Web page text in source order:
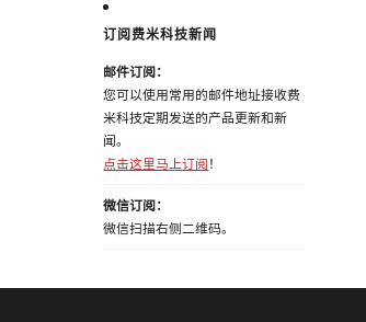
订阅费米科技新闻
邮件订阅：
您可以使用常用的邮件地址接收费
米科技定期发送的产品更新和新
闻。
点击这里马上订阅 ！
微信订阅：
微信扫描右侧二维码。